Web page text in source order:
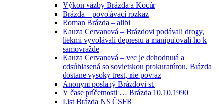
Výkon väzby Brázda a Kocúr
Brázda – povolávací rozkaz
Roman Brázda – alibi
Kauza Cervanová – Brázdovi podávali drogy,
liekmi vyvolávali depresiu a manipulovali ho k
samovražde
Kauza Cervanová – vec je dohodnutá a
odsúhlasená so sovietskou prokuratúrou, Brázda
dostane vysoký trest, nie povraz
Anonym poslaný Brázdovi st.
V čase príčetnosti … Brázda 10.10.1990
List Brázda NS ČSFR